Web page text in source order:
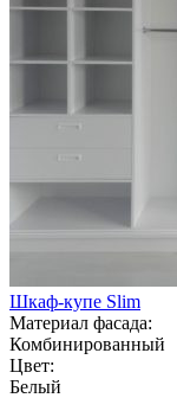
Шкаф-купе Slim
Материал фасада:
Комбинированный
Цвет:
Белый